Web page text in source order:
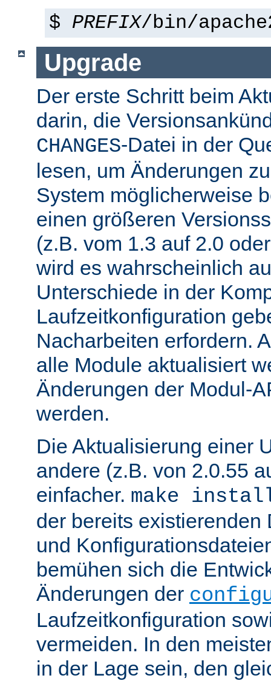
$ PREFIX/bin/
Upgrade
Der erste Schritt beim
darin, die
CHANGES-Datei in der
lesen, um Änderungen
System möglicherweise
einen größeren
(z.B. vom 1.3 auf 2.0
wird es wahrscheinlich
Unterschiede in der
Laufzeitkonfiguration
Nacharbeiten erfordern.
alle Module aktualisiert
Änderungen der Modul-
werden.
Die Aktualisierung einer
andere (z.B. von 2.0.55
einfacher. make
der bereits existierenden
und
bemühen sich die
Änderungen der
Laufzeitkonfiguration
vermeiden. In den
in der Lage sein, den